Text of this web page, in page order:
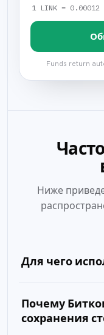
1 LINK = 0.00012
Funds return
Ниже
Для чего
Почему
сохранения